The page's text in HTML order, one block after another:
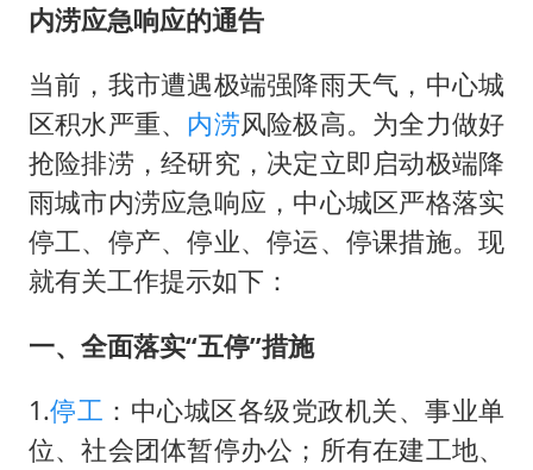
内涝应急响应的通告
当前，我市遭遇极端强降雨天气，中心城
区积水严重、 内涝风险极高。为全力做好
抢险排涝，经研究，决定立即启动极端降
雨城市内涝应急响应，中心城区严格落实
停工、停产、停业、停运、停课措施。现
就有关工作提示如下：
一、全面落实“五停”措施
1.停工 ：中心城区各级党政机关、事业单
位、社会团体暂停办公；所有在建工地、